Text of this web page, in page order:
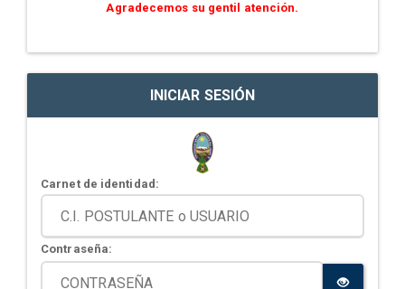
Agradecemos su gentil atención.
INICIAR SESIÓN
Carnet de identidad:
Contraseña: